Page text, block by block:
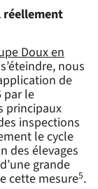
réellement
Doux en
nous
de
par le
principaux
inspections
le cycle
des élevages
grande
cette mesure5.